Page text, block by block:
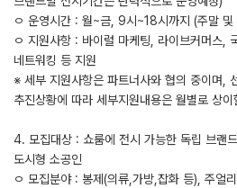
ㅇ 운영시간 : 월~금, 9시~18시까지 (주말 및
ㅇ 지원사항 : 바이럴 마케팅, 라이브커머스,
네트워킹 등 지원
※ 세부 지원사항은 파트너사와 협의 중이며,
추진상황에 따라 세부지원내용은 월별로 상
4. 모집대상 : 쇼룸에 전시 가능한 독립 브랜
도시형 소공인
ㅇ 모집분야 : 봉제(의류,가방,잡화 등), 주얼